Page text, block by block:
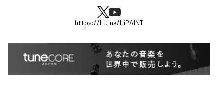
https://lit.link/LiPAINT